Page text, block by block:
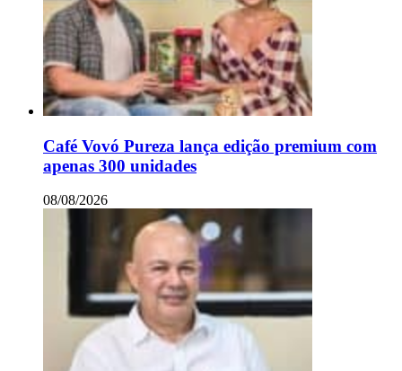
Café Vovó Pureza lança edição premium com
apenas 300 unidades
08/08/2026